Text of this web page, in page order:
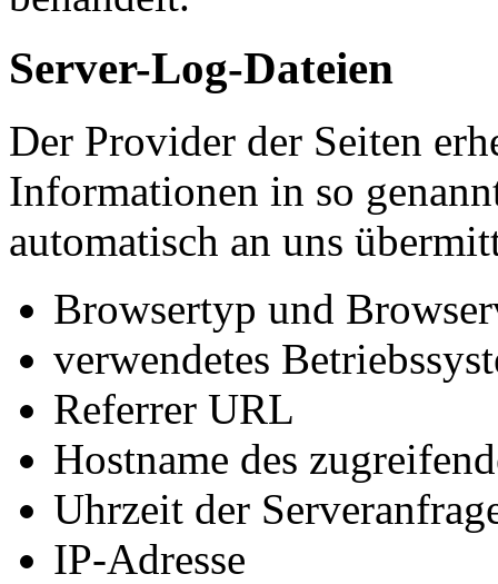
Server-Log-Dateien
Der Provider der Seiten
Informationen in so
automatisch an uns
Browsertyp und
verwendetes
Referrer URL
Hostname des
Uhrzeit der
IP-Adresse